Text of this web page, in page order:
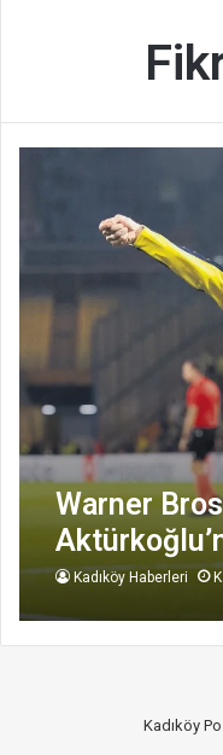
Warner
Hamlesi
Kadıköy Haberleri
Kadıköy